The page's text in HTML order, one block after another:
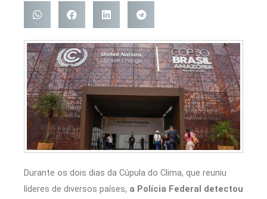
Durante os dois dias da Cúpula do Clima, que reuniu
líderes de diversos países, a Polícia Federal detectou